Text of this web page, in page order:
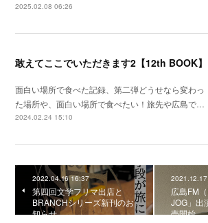
2025.02.08 06:26
敢えてここでいただきます2【12th BOOK】
面白い場所で食べた記録、第二弾どうせなら変わっ
た場所や、面白い場所で食べたい！旅先や広島で…
2024.02.24 15:10
2022.04.16 16:37
第四回文学フリマ出店と
BRANCHシリーズ新刊のお
知らせ
広島FM
JOG」出
売開始